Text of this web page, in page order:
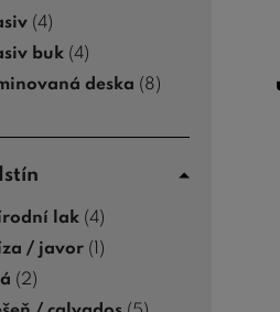
(4)
buk (4)
deska (8)
lak (4)
/ javor (1)
(2)